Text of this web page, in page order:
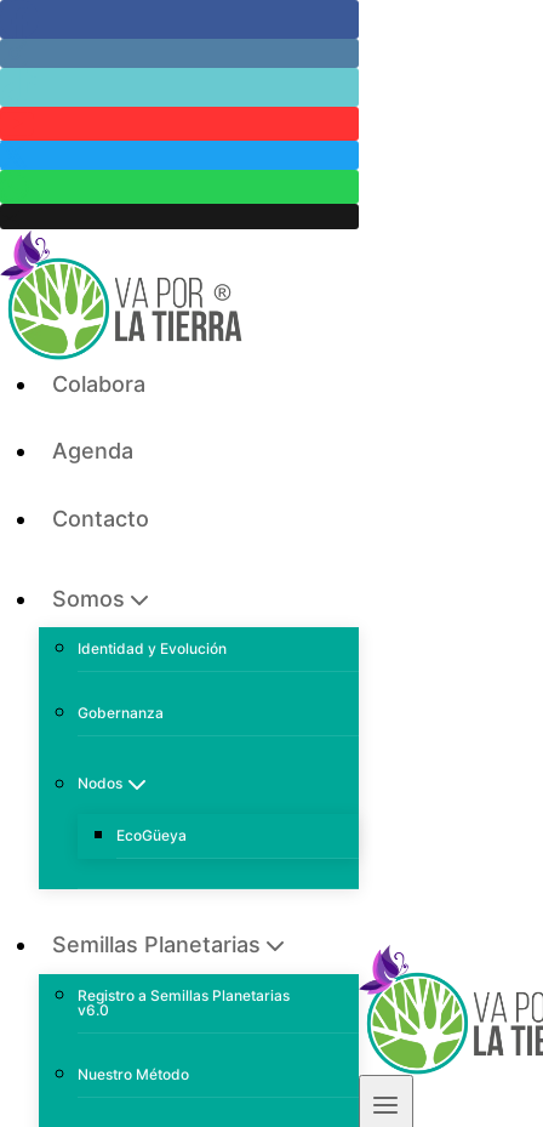
to
Colabora
Agenda
Contacto
Somos
Identidad y Evolución
Gobernanza
Nodos
EcoGüeya
Semillas Planetarias
Registro a Semillas Planetarias
v6.0
Nuestro Método